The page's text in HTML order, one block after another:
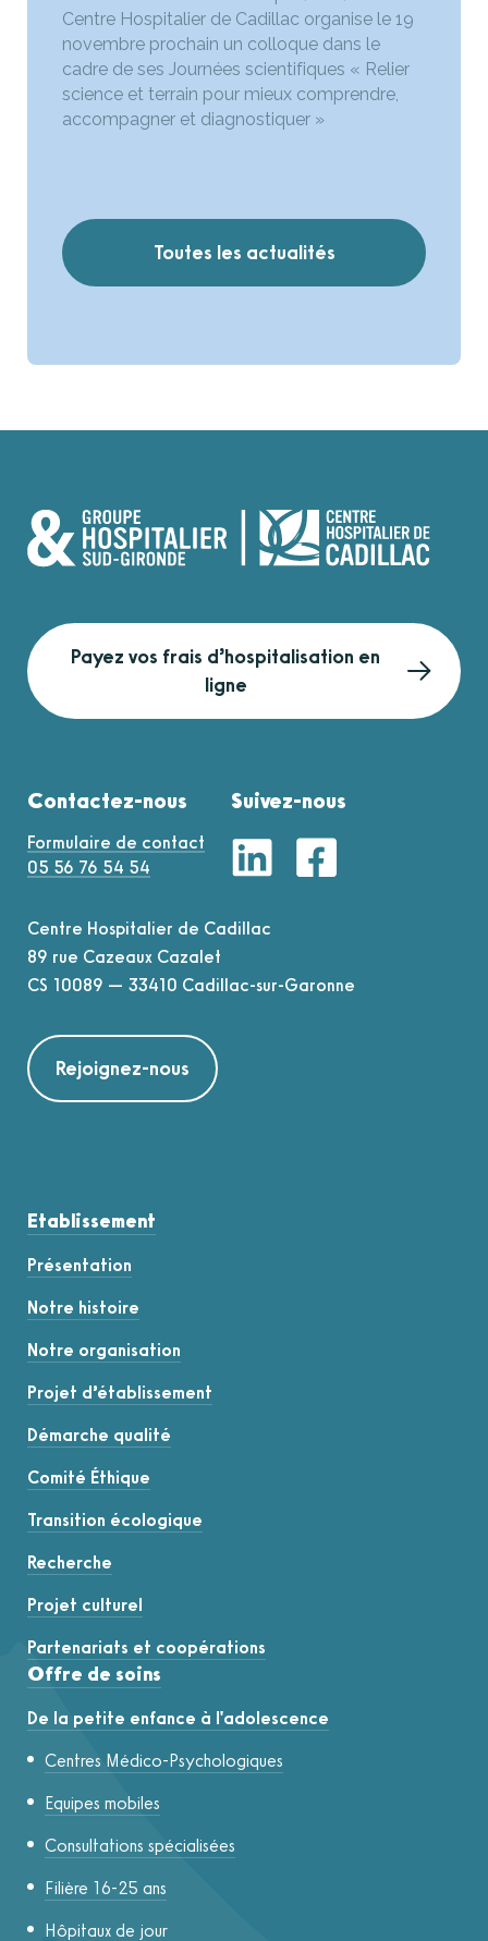
Centre Hospitalier de Cadillac organise le 19
novembre prochain un colloque dans le
cadre de ses Journées scientifiques « Relier
science et terrain pour mieux comprendre,
accompagner et diagnostiquer »
Toutes les actualités
Payez vos frais d’hospitalisation en
ligne
Contactez-nous
Formulaire de contact
05 56 76 54 54
Suivez-nous
Centre Hospitalier de Cadillac
89 rue Cazeaux Cazalet
CS 10089 — 33410 Cadillac-sur-Garonne
Rejoignez-nous
Etablissement
Présentation
Notre histoire
Notre organisation
Projet d’établissement
Démarche qualité
Comité Éthique
Transition écologique
Recherche
Projet culturel
Partenariats et coopérations
Offre de soins
De la petite enfance à l'adolescence
Centres Médico-Psychologiques
Equipes mobiles
Consultations spécialisées
Filière 16-25 ans
Hôpitaux de jour